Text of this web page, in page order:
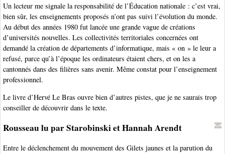
Un lecteur me signale la responsabilité de l’Éducation nationale : c’est vrai,
bien sûr, les enseignements proposés n’ont pas suivi l’évolution du monde.
Au début des années 1980 fut lancée une grande vague de créations
d’universités nouvelles. Les collectivités territoriales concernées ont
demandé la création de départements d’informatique, mais « on » le leur a
refusé, parce qu’à l’époque les ordinateurs étaient chers, et on les a
cantonnés dans des filières sans avenir. Même constat pour l’enseignement
professionnel.
Le livre d’Hervé Le Bras ouvre bien d’autres pistes, que je ne saurais trop
conseiller de découvrir dans le texte.
Rousseau lu par Starobinski et Hannah Arendt
Entre le déclenchement du mouvement des Gilets jaunes et la parution du